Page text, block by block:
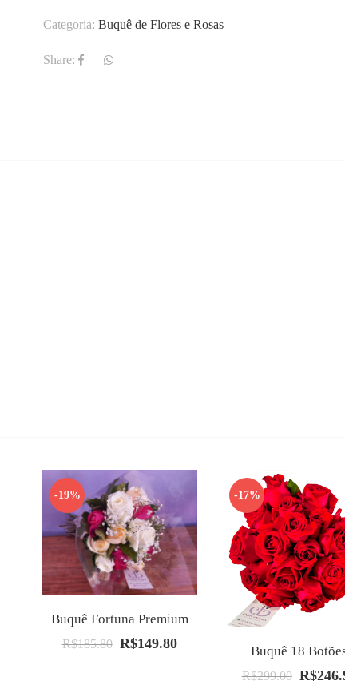
Categoria:Buquê de Flores e Rosas
Share:
-19%
Buquê Fortuna Premium
R$185.80 O
R$149.80O
-17%
Buquê 18
R$299.00 O
R$